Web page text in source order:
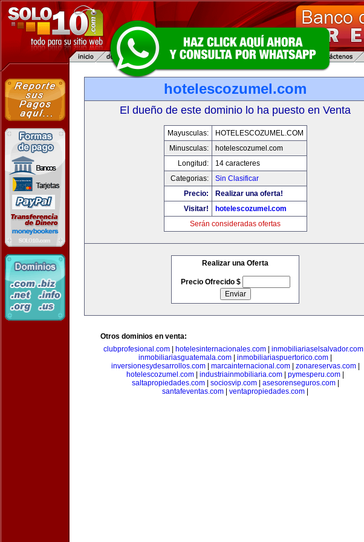
hotelescozumel.com
El dueño de este dominio lo ha puesto en Venta
Mayusculas:
HOTELESCOZUMEL.COM
Minusculas:
hotelescozumel.com
Longitud:
14 caracteres
Categorias:
Sin Clasificar
Precio:
Realizar una oferta!
Visitar!
hotelescozumel.com
Serán consideradas ofertas
Realizar una Oferta
Precio Ofrecido $
Otros dominios en venta:
clubprofesional.com
hotelesinternacionales.com inmobiliariaselsalvador.com
inmobiliariasguatemala.com
inmobiliariaspuertorico.com
inversionesydesarrollos.com| marcainternacional.com| zonareservas.com|
hotelescozumel.com
industriainmobiliaria.com pymesperu.com
saltapropiedades.com| sociosvip.com| asesorenseguros.com|
santafeventas.com
ventapropiedades.com